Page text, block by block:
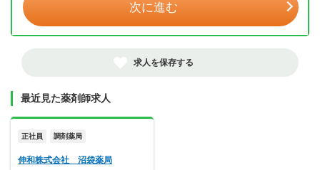
次に進む
求人を保存する
最近見た薬剤師求人
正社員 調剤薬局
伸和株式会社 沼袋薬局